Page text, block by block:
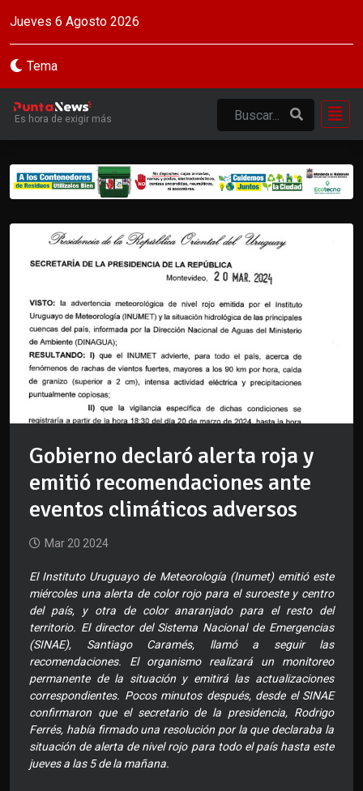
Jueves 6 Agosto 2026
Tema
Es hora de exigir más
Gobierno declaró alerta roja y
emitió recomendaciones ante
eventos climáticos adversos
Mar 20 2024
El Instituto Uruguayo de Meteorología (Inumet) emitió este
miércoles una alerta de color rojo para el suroeste y centro
del país, y otra de color anaranjado para el resto del
territorio. El director del Sistema Nacional de Emergencias
(SINAE), Santiago Caramés, llamó a seguir las
recomendaciones. El organismo realizará un monitoreo
permanente de la situación y emitirá las actualizaciones
correspondientes. Pocos minutos después, desde el SINAE
confirmaron que el secretario de la presidencia, Rodrigo
Ferrés, había firmado una resolución por la que declaraba la
situación de alerta de nivel rojo para todo el país hasta este
jueves a las 5 de la mañana.